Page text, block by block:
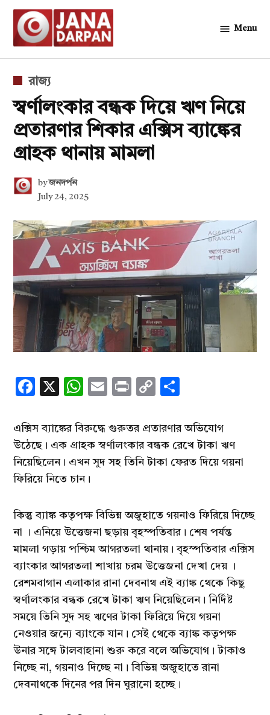
Skip
content
Menu
POSTED
IN
রাজ্য
স্বর্ণালংকার বন্ধক দিয়ে ঋণ নিয়ে
প্রতারণার শিকার এক্সিস ব্যাঙ্কের
গ্রাহক থানায় মামলা
by জনদর্পন
July 24, 2025
Facebook
X WhatsApp
EmailPrintCopy
এক্সিস ব্যাঙ্কের বিরুদ্ধে গুরুতর প্রতারণার অভিযোগ
উঠেছে। এক গ্রাহক স্বর্ণালংকার বন্ধক রেখে টাকা ঋণ
নিয়েছিলেন। এখন সুদ সহ তিনি টাকা ফেরত দিয়ে গয়না
ফিরিয়ে নিতে চান।
কিন্তু ব্যাঙ্ক কতৃপক্ষ বিভিন্ন অজুহাতে গয়নাও ফিরিয়ে দিচ্ছে
না । এনিয়ে উত্তেজনা ছড়ায় বৃহস্পতিবার। শেষ পর্যন্ত
মামলা গড়ায় পশ্চিম আগরতলা থানায়। বৃহস্পতিবার এক্সিস
ব্যাংকার আগরতলা শাখায় চরম উত্তেজনা দেখা দেয় ।
রেশমবাগান এলাকার রানা দেবনাথ এই ব্যাঙ্ক থেকে কিছু
স্বর্ণালংকার বন্ধক রেখে টাকা ঋণ নিয়েছিলেন। নির্দিষ্ট
সময়ে তিনি সুদ সহ ঋণের টাকা ফিরিয়ে দিয়ে গয়না
নেওয়ার জন্যে ব্যাংকে যান। সেই থেকে ব্যাঙ্ক কতৃপক্ষ
উনার সঙ্গে টালবাহানা শুরু করে বলে অভিযোগ। টাকাও
নিচ্ছে না, গয়নাও দিচ্ছে না। বিভিন্ন অজুহাতে রানা
দেবনাথকে দিনের পর দিন ঘুরানো হচ্ছে।